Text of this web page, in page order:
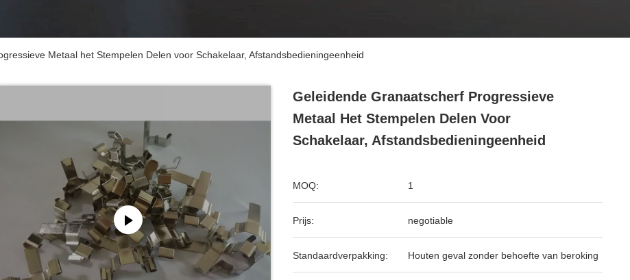
Metaal het Stempelen Delen voor Schakelaar, Afstandsbedieningeenheid
Geleidende Granaatscherf Progressieve
Metaal Het Stempelen Delen Voor
Schakelaar, Afstandsbedieningeenheid
MOQ: 1
Prijs: negotiable
Standaardverpakking: Houten geval zonder behoefte van beroking